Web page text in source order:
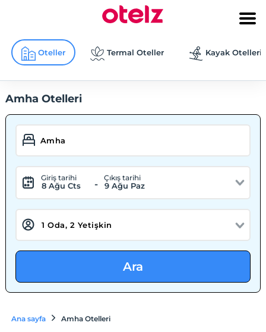
Oteller Termal Oteller Kayak Otelleri
Amha Otelleri
Giriş tarihi
8 Ağu Cts -
Çıkış tarihi
9 Ağu Paz
Ara
Ana sayfa Amha Otelleri